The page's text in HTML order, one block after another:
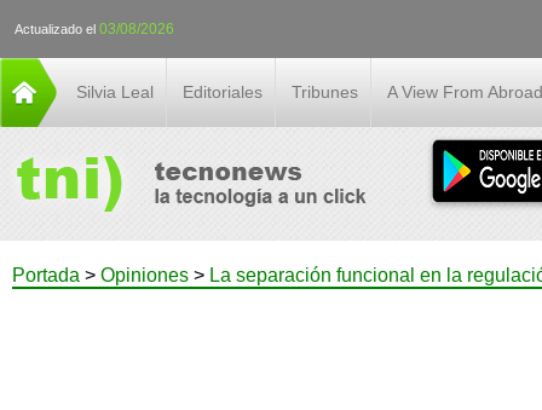
Actualizado el 03/08/2026
Silvia Leal Editoriales Tribunes A View From Abroad
Portada > Opiniones > La separación funcional en la